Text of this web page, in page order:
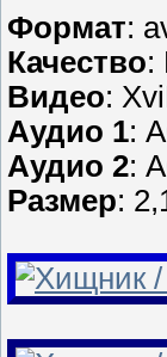
Формат:
Качество:
Видео:
Аудио 1:
Аудио 2:
Размер: